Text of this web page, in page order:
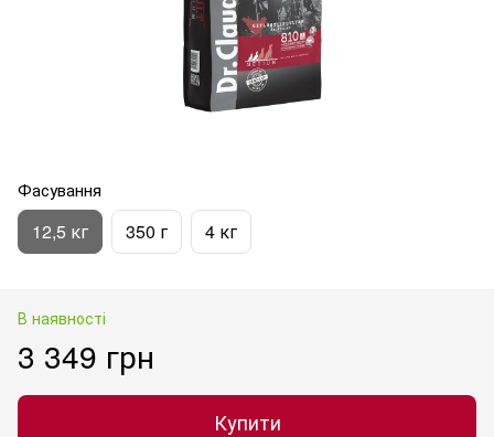
Фасування
12,5 кг 350 г 4 кг
В наявності
3 349 грн
Купити